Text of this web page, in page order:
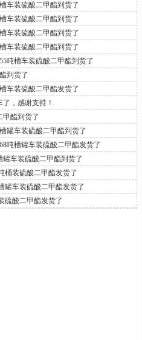
车装硫酸二甲酯到货了
车装硫酸二甲酯到货了
车装硫酸二甲酯到货了
车装硫酸二甲酯到货了
吨槽车装硫酸二甲酯到货了
到货了
车装硫酸二甲酯发货了
，感谢支持！
甲酯到货了
罐车装硫酸二甲酯到货了
吨槽罐车装硫酸二甲酯发货了
罐车装硫酸二甲酯到货了
桶装硫酸二甲酯发货了
罐车装硫酸二甲酯发货了
硫酸二甲酯发货了